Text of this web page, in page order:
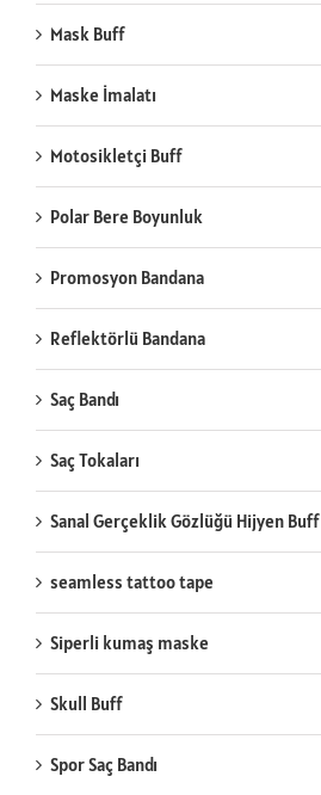
Mask Buff
Maske İmalatı
Motosikletçi Buff
Polar Bere Boyunluk
Promosyon Bandana
Reflektörlü Bandana
Saç Bandı
Saç Tokaları
Sanal Gerçeklik Gözlüğü Hijyen Buff
seamless tattoo tape
Siperli kumaş maske
Skull Buff
Spor Saç Bandı